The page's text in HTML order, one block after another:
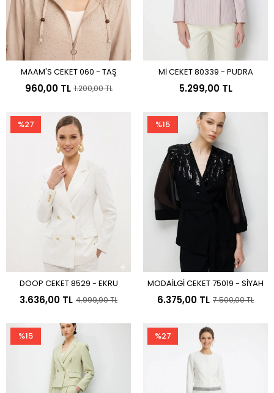
Sepete Ekle
MAAM'S CEKET 060 - TAŞ
960,00 TL 1.200,00 TL
Sepete Ekle
Mİ CEKET 80339 - PUDRA
5.299,00 TL
%27
Sepete Ekle
DOOP CEKET 8529 - EKRU
3.636,00 TL 4.999,90 TL
%15
Sepete Ekle
MODAİLGİ CEKET 75019 - SİYAH
6.375,00 TL 7.500,00 TL
%15 %27